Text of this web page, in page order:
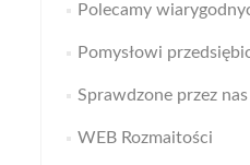
Polecamy
Pomysłowi
Sprawdzone przez nas
WEB Rozmaitości